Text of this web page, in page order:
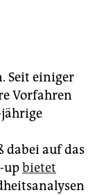
Seit einiger
Vorfahren
dabei auf das
upbietet